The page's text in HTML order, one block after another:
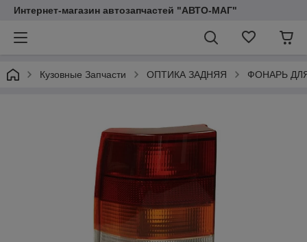
Интернет-магазин автозапчастей "АВТО-МАГ"
Кузовные Запчасти ОПТИКА ЗАДНЯЯ ФОНАРЬ